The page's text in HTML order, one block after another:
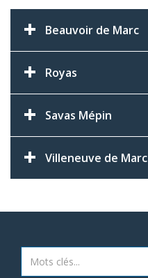
Beauvoir de Marc
Royas
Savas Mépin
Villeneuve de Marc